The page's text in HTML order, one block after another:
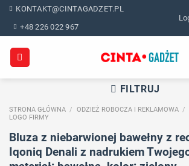
Skip
content
KONTAKT@CINTAGADZET.PL
+48 226 022 967
FILTRUJ
STRONA GŁÓWNA / ODZIEŻ ROBOCZA I REKLAMOWA /
LOGO FIRMY
Bluza z niebarwionej bawełny z
Iqoniq Denali z nadrukiem